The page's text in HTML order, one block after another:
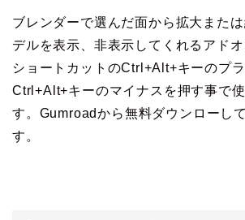
ブレンダーで選んだ面から拡大また
デルを表示、非表示してくれるアド
ショートカットのCtrl+Alt+キーのプ
Ctrl+Alt+キーのマイナスを押す事で
す。Gumroadから無料ダウンローし
す。